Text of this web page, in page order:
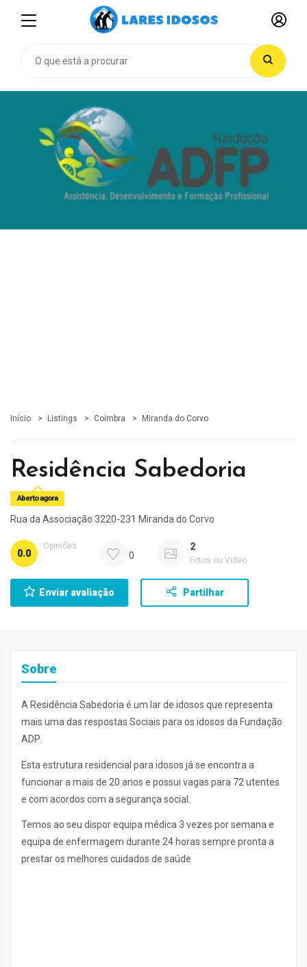
Início Listings Coimbra Miranda do Corvo
Residência Sabedoria
Aberto agora
Rua da Associação 3220-231 Miranda do Corvo
0.0
Opiniões
0
2
Fotos ou Video
Enviar avaliação Partilhar
Sobre
A Residência Sabedoria é um lar de idosos que representa
mais uma das respostas Sociais para os idosos da Fundação
ADP.
Esta estrutura residencial para idosos já se encontra a
funcionar a mais de 20 anos e possui vagas para 72 utentes
e com acordos com a segurança social.
Temos ao seu dispor equipa médica 3 vezes por semana e
equipa de enfermagem durante 24 horas sempre pronta a
prestar os melhores cuidados de saúde